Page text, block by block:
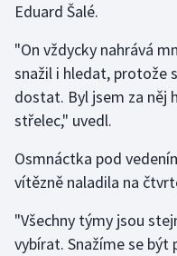
Plážový volejbal
Ragby
Rychlobruslení
Short track
Sportovní střelba
Eduard Šalé.
"On vždycky nahrává
snažil i hledat, protože
dostat. Byl jsem za něj
střelec," uvedl.
Osmnáctka pod
vítězně naladila na
"Všechny týmy jsou
vybírat. Snažíme se